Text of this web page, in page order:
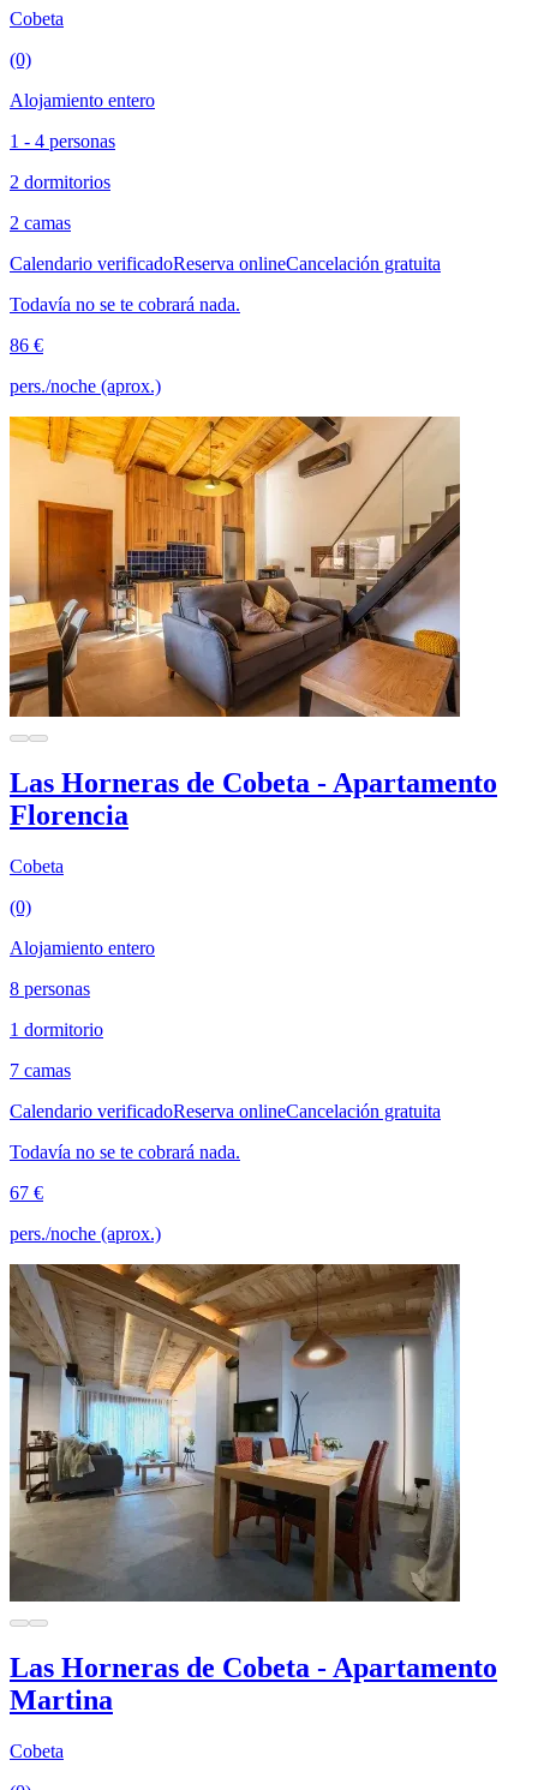
Cobeta
(0)
Alojamiento entero
1 - 4 personas
2 dormitorios
2 camas
Calendario verificadoReserva onlineCancelación gratuita
Todavía no se te cobrará nada.
86 €
pers./noche (aprox.)
Las Horneras de Cobeta - Apartamento
Florencia
Cobeta
(0)
Alojamiento entero
8 personas
1 dormitorio
7 camas
Calendario verificadoReserva onlineCancelación gratuita
Todavía no se te cobrará nada.
67 €
pers./noche (aprox.)
Las Horneras de Cobeta - Apartamento
Martina
Cobeta